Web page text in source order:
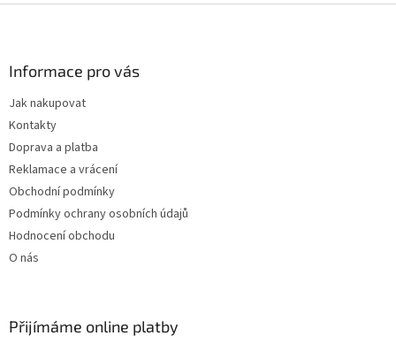
Informace pro vás
Jak nakupovat
Kontakty
Doprava a platba
Reklamace a vrácení
Obchodní podmínky
Podmínky ochrany osobních údajů
Hodnocení obchodu
O nás
Přijímáme online platby